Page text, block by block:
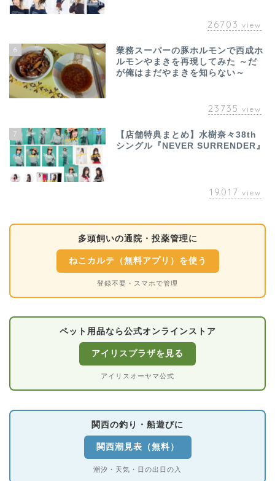
26703 view
6
業務スーパーの豚ホルモンで西成ホ
ルモンやまきを再現してみた ～だ
が俺はまだやまきを知らない～
23735 view
7
【店舗特典まとめ】水樹奈々38th
シングル『NEVER SURRENDER』
19017 view
多頭飼いの通院・投薬管理に
ねこカルテ（無料アプリ）を使う
登録不要・スマホで管理
ペット用品なら公式オンラインストア
アイリスプラザを見る
アイリスオーヤマ公式
関西の釣り・船遊びに
関西潮見表（無料）
潮汐・天気・日の出日の入